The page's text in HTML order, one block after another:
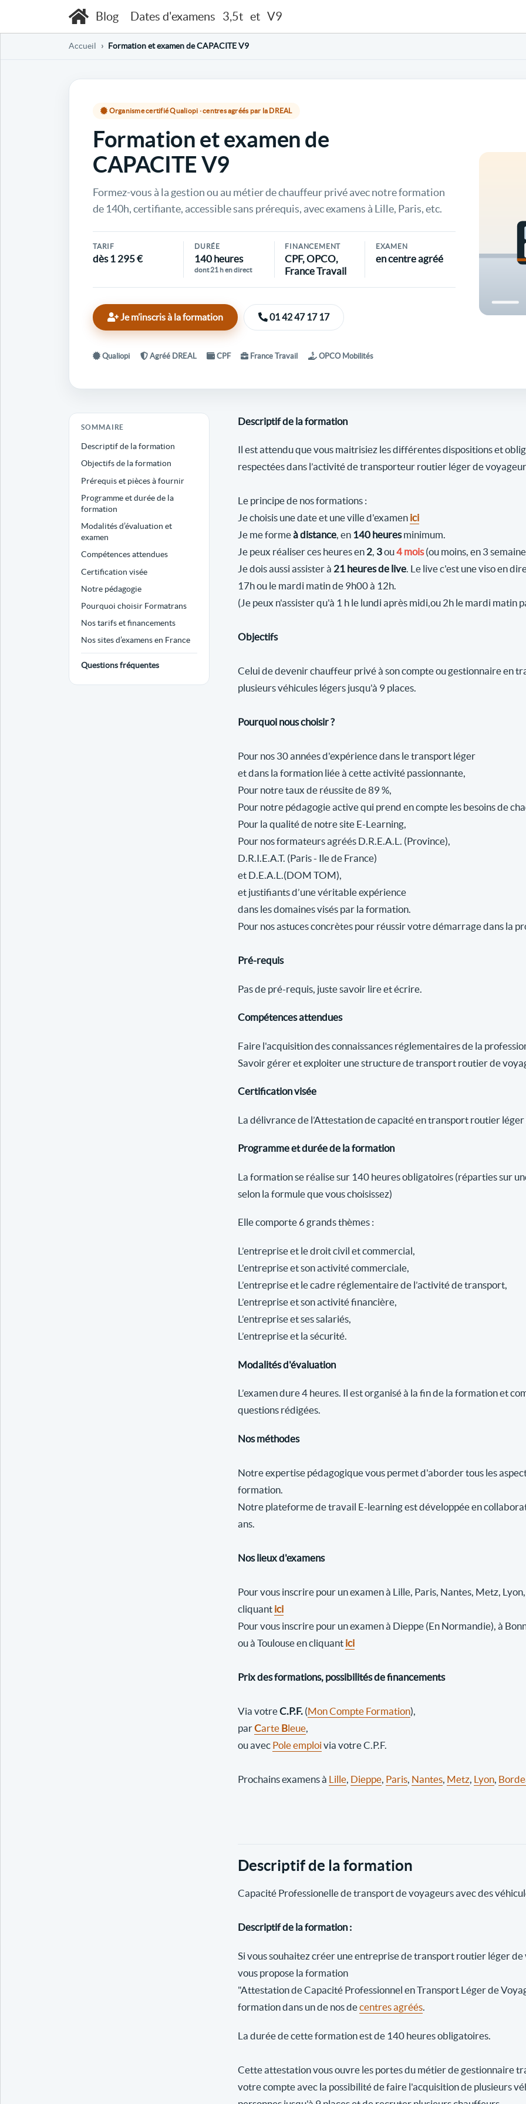
Blog Dates d'examens 3,5t et V9
Accueil Formation et examen de CAPACITE V9
Organisme certifié Qualiopi · centres agréés par la DREAL
Formation et examen de
CAPACITE V9
Formez-vous à la gestion ou au métier de chauffeur privé avec notre formation
de 140h, certifiante, accessible sans prérequis, avec examens à Lille, Paris, etc.
TARIF
dès 1 295 €
DURÉE
140 heures
dont 21 h en direct
FINANCEMENT
CPF, OPCO,
France Travail
EXAMEN
en centre agréé
Je m’inscris à la formation 01 42 47 17 17
Qualiopi Agréé DREAL CPF France Travail OPCO Mobilités
SOMMAIRE
Descriptif de la formation
Objectifs de la formation
Prérequis et pièces à fournir
Programme et durée de la
formation
Modalités d’évaluation et
examen
Compétences attendues
Certification visée
Notre pédagogie
Pourquoi choisir Formatrans
Nos tarifs et financements
Nos sites d’examens en France
Questions fréquentes
Descriptif de la formation
Il est attendu que vous maitrisiez les différentes dispositions et
respectées dans l’activité de transporteur routier léger de
Le principe de nos formations :
Je choisis une date et une ville d'examen ici
Je me formeà distance, en 140 heuresminimum.
Je peux réaliser ces heures en 2, 3ou4 mois (ou moins, en 3
Je dois aussi assister à 21 heures de live. Le live c'est une viso en
17h ou le mardi matin de 9h00 à 12h.
(Je peux n'assister qu'à 1 h le lundi après midi,ou 2h le mardi matin
Objectifs
Celui de devenir chauffeur privé à son compte ou gestionnaire en
plusieurs véhicules légers jusqu'à 9 places.
Pourquoi nous choisir ?
Pour nos 30 années d'expérience dans le transport léger
et dans la formation liée à cette activité passionnante,
Pour notre taux de réussite de 89 %,
Pour notre pédagogie active qui prend en compte les besoins de
Pour la qualité de notre site E-Learning,
Pour nos formateurs agréés D.R.E.A.L. (Province),
D.R.I.E.A.T. (Paris - Ile de France)
et D.E.A.L.(DOM TOM),
et justifiants d’une véritable expérience
dans les domaines visés par la formation.
Pour nos astuces concrètes pour réussir votre démarrage dans la
Pré-requis
Pas de pré-requis, juste savoir lire et écrire.
Compétences attendues
Faire l'acquisition des connaissances réglementaires de la
Savoir gérer et exploiter une structure de transport routier de
Certification visée
La délivrance de l’Attestation de capacité en transport routier
Programme et durée de la formation
La formation se réalise sur 140 heures obligatoires (réparties sur
selon la formule que vous choisissez)
Elle comporte 6 grands thèmes :
L’entreprise et le droit civil et commercial,
L’entreprise et son activité commerciale,
L’entreprise et le cadre réglementaire de l’activité de transport,
L’entreprise et son activité financière,
L’entreprise et ses salariés,
L’entreprise et la sécurité.
Modalités d'évaluation
L’examen dure 4 heures. Il est organisé à la fin de la formation et
questions rédigées.
Nos méthodes
Notre expertise pédagogique vous permet d'aborder tous les
formation.
Notre plateforme de travail E-learning est développée en
ans.
Nos lieux d'examens
Pour vous inscrire pour un examen à Lille, Paris, Nantes, Metz,
cliquant ici
Pour vous inscrire pour un examen à Dieppe (En Normandie), à
ou à Toulouse en cliquant ici
Prix des formations, possibilités de financements
Via votreC.P.F. (Mon Compte Formation),
parCarte Bleue
ou avec Pole emploivia votre C.P.F.
Prochains examens à Lille Dieppe Paris Nantes Metz Lyon
Descriptif de la formation
Capacité Professionelle de transport de voyageurs avec des
Descriptif de la formation :
Si vous souhaitez créer une entreprise de transport routier léger de
vous propose la formation
"Attestation de Capacité Professionnel en Transport Léger de
formation dans un de nos decentres agréés.
La durée de cette formation est de 140 heures obligatoires.
Cette attestation vous ouvre les portes du métier de gestionnaire
votre compte avec la possibilité de faire l'acquisition de plusieurs